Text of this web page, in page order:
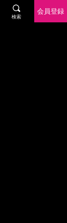
検索
会員登録